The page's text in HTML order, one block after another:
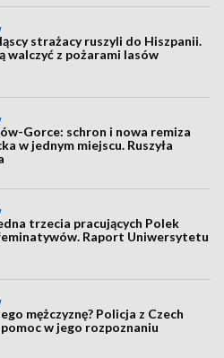
strażacy ruszyli do Hiszpanii.
walczyć z pożarami lasów
Gorce: schron i nowa remiza
w jednym miejscu. Ruszyła
trzecia pracujących Polek
Raport Uniwersytetu
mężczyznę? Policja z Czech
w jego rozpoznaniu